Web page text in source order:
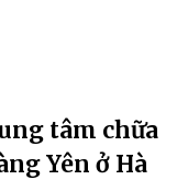
tâm chữa
Yên ở Hà